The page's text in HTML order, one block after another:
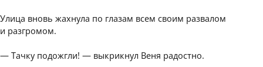
Улица вновь жахнула по глазам всем своим развалом
и разгромом.
— Тачку подожгли! — выкрикнул Веня радостно.